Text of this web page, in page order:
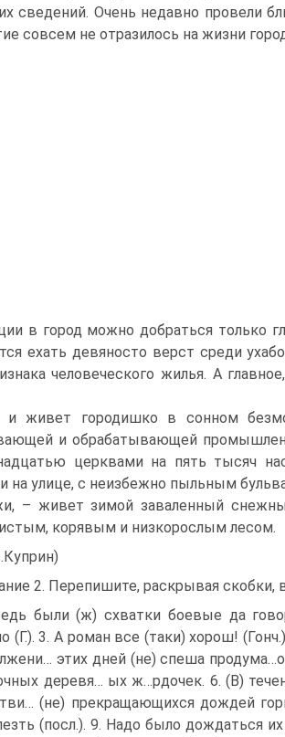
сведений. Очень недавно провели
совсем не отразилось на жизни
в город можно добраться только
ехать девяносто верст среди
человеческого жилья. А
и живет городишко в сонном
и обрабатывающей
церквами на пять тысяч
на улице, с неизбежно пыльным
– живет зимой заваленный
корявым и низкорослым лесом.
2. Перепишите, раскрывая скобки,
были (ж) схватки боевые да
(Г.). 3. А роман все (таки) хорош!
этих дней (не) спеша
деревя… ых ж…рдочек. 6. (В)
(не) прекращающихся дождей
(посл.). 9. Надо было дождаться